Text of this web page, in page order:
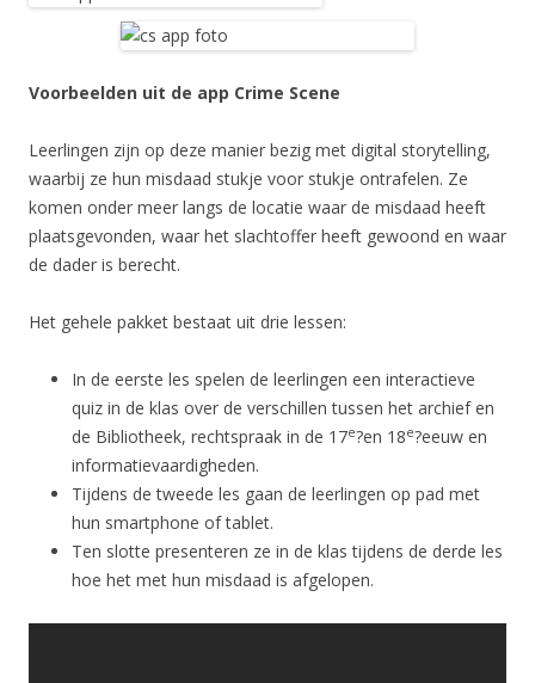
Voorbeelden uit de app Crime Scene
Leerlingen zijn op deze manier bezig met digital storytelling,
waarbij ze hun misdaad stukje voor stukje ontrafelen. Ze
komen onder meer langs de locatie waar de misdaad heeft
plaatsgevonden, waar het slachtoffer heeft gewoond en waar
de dader is berecht.
Het gehele pakket bestaat uit drie lessen:
In de eerste les spelen de leerlingen een interactieve
quiz in de klas over de verschillen tussen het archief en
de Bibliotheek, rechtspraak in de 17e?en 18e?eeuw en
informatievaardigheden.
Tijdens de tweede les gaan de leerlingen op pad met
hun smartphone of tablet.
Ten slotte presenteren ze in de klas tijdens de derde les
hoe het met hun misdaad is afgelopen.